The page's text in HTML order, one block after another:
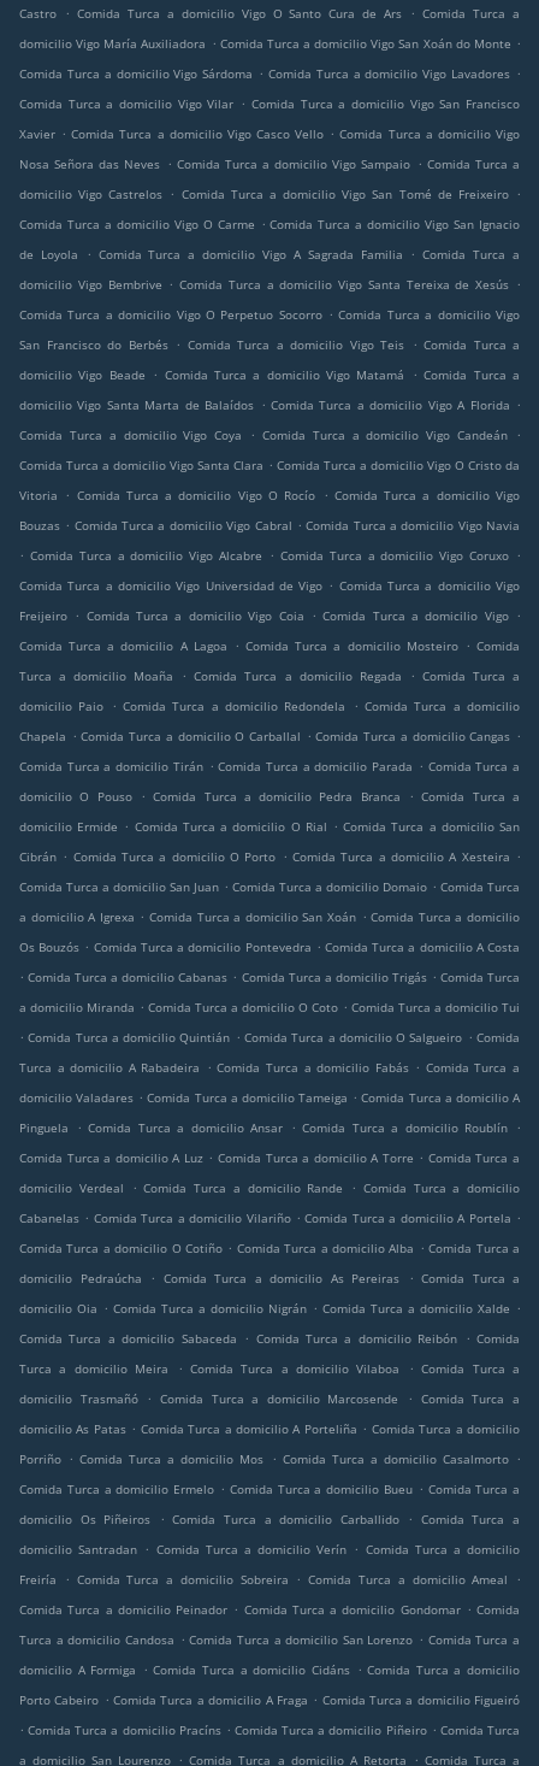
Castro
. Comida Turca a domicilio Vigo O Santo Cura de Ars . Comida Turca a
domicilio Vigo María Auxiliadora . Comida Turca a domicilio Vigo San Xoán do Monte .
Comida Turca a domicilio Vigo Sárdoma . Comida Turca a domicilio Vigo Lavadores .
Comida Turca a domicilio Vigo Vilar . Comida Turca a domicilio Vigo San Francisco
Xavier . Comida Turca a domicilio Vigo Casco Vello . Comida Turca a domicilio Vigo
Nosa Señora das Neves . Comida Turca a domicilio Vigo Sampaio . Comida Turca a
domicilio Vigo Castrelos . Comida Turca a domicilio Vigo San Tomé de Freixeiro .
Comida Turca a domicilio Vigo O Carme . Comida Turca a domicilio Vigo San Ignacio
de Loyola
. Comida Turca a domicilio Vigo A Sagrada Familia . Comida Turca a
domicilio Vigo Bembrive . Comida Turca a domicilio Vigo Santa Tereixa de Xesús .
Comida Turca a domicilio Vigo O Perpetuo Socorro . Comida Turca a domicilio Vigo
San Francisco do Berbés
. Comida Turca a domicilio Vigo Teis . Comida Turca a
domicilio Vigo Beade
. Comida Turca a domicilio Vigo Matamá . Comida Turca a
domicilio Vigo Santa Marta de Balaídos . Comida Turca a domicilio Vigo A Florida .
Comida Turca a domicilio Vigo Coya
. Comida Turca a domicilio Vigo Candeán
.
Comida Turca a domicilio Vigo Santa Clara . Comida Turca a domicilio Vigo O Cristo da
Vitoria
. Comida Turca a domicilio Vigo O Rocío . Comida Turca a domicilio Vigo
Bouzas . Comida Turca a domicilio Vigo Cabral . Comida Turca a domicilio Vigo Navia
. Comida Turca a domicilio Vigo Alcabre . Comida Turca a domicilio Vigo Coruxo .
Comida Turca a domicilio Vigo Universidad de Vigo . Comida Turca a domicilio Vigo
Freijeiro . Comida Turca a domicilio Vigo Coia . Comida Turca a domicilio Vigo .
Comida Turca a domicilio A Lagoa
. Comida Turca a domicilio Mosteiro . Comida
Turca a domicilio Moaña
. Comida Turca a domicilio Regada . Comida Turca a
domicilio Paio
. Comida Turca a domicilio Redondela . Comida Turca a domicilio
Chapela . Comida Turca a domicilio O Carballal . Comida Turca a domicilio Cangas .
Comida Turca a domicilio Tirán . Comida Turca a domicilio Parada . Comida Turca a
domicilio O Pouso
. Comida Turca a domicilio Pedra Branca . Comida Turca a
domicilio Ermide . Comida Turca a domicilio O Rial . Comida Turca a domicilio San
Cibrán . Comida Turca a domicilio O Porto . Comida Turca a domicilio A Xesteira .
Comida Turca a domicilio San Juan . Comida Turca a domicilio Domaio . Comida Turca
a domicilio A Igrexa . Comida Turca a domicilio San Xoán . Comida Turca a domicilio
Os Bouzós . Comida Turca a domicilio Pontevedra . Comida Turca a domicilio A Costa
. Comida Turca a domicilio Cabanas . Comida Turca a domicilio Trigás . Comida Turca
a domicilio Miranda . Comida Turca a domicilio O Coto . Comida Turca a domicilio Tui
. Comida Turca a domicilio Quintián . Comida Turca a domicilio O Salgueiro . Comida
Turca a domicilio A Rabadeira
. Comida Turca a domicilio Fabás . Comida Turca a
domicilio Valadares . Comida Turca a domicilio Tameiga . Comida Turca a domicilio A
Pinguela
. Comida Turca a domicilio Ansar . Comida Turca a domicilio Roublín
.
Comida Turca a domicilio A Luz . Comida Turca a domicilio A Torre . Comida Turca a
domicilio Verdeal
. Comida Turca a domicilio Rande . Comida Turca a domicilio
Cabanelas . Comida Turca a domicilio Vilariño . Comida Turca a domicilio A Portela .
Comida Turca a domicilio O Cotiño . Comida Turca a domicilio Alba . Comida Turca a
domicilio Pedraúcha
. Comida Turca a domicilio As Pereiras . Comida Turca a
domicilio Oia . Comida Turca a domicilio Nigrán . Comida Turca a domicilio Xalde .
Comida Turca a domicilio Sabaceda
. Comida Turca a domicilio Reibón . Comida
Turca a domicilio Meira
. Comida Turca a domicilio Vilaboa . Comida Turca a
domicilio Trasmañó
. Comida Turca a domicilio Marcosende . Comida Turca a
domicilio As Patas . Comida Turca a domicilio A Porteliña . Comida Turca a domicilio
Porriño . Comida Turca a domicilio Mos . Comida Turca a domicilio Casalmorto .
Comida Turca a domicilio Ermelo . Comida Turca a domicilio Bueu . Comida Turca a
domicilio Os Piñeiros
. Comida Turca a domicilio Carballido . Comida Turca a
domicilio Santradan . Comida Turca a domicilio Verín . Comida Turca a domicilio
Freiría
. Comida Turca a domicilio Sobreira . Comida Turca a domicilio Ameal
.
Comida Turca a domicilio Peinador . Comida Turca a domicilio Gondomar . Comida
Turca a domicilio Candosa . Comida Turca a domicilio San Lorenzo . Comida Turca a
domicilio A Formiga
. Comida Turca a domicilio Cidáns . Comida Turca a domicilio
Porto Cabeiro . Comida Turca a domicilio A Fraga . Comida Turca a domicilio Figueiró
. Comida Turca a domicilio Pracíns . Comida Turca a domicilio Piñeiro . Comida Turca
a domicilio San Lourenzo . Comida Turca a domicilio A Retorta . Comida Turca a